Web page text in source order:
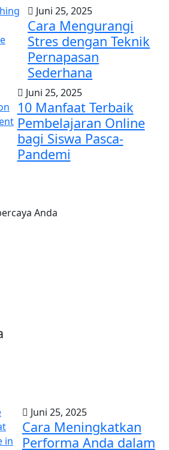
Juni 25, 2025
Cara Mengurangi
Stres dengan Teknik
Pernapasan
Sederhana
Juni 25, 2025
10 Manfaat Terbaik
Pembelajaran Online
bagi Siswa Pasca-
Pandemi
Anda
Juni 25, 2025
Cara Meningkatkan
Performa Anda dalam